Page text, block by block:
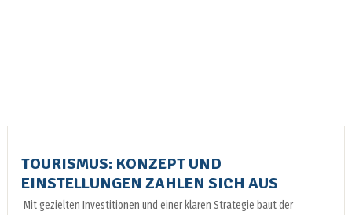
TOURISMUS: KONZEPT UND
EINSTELLUNGEN ZAHLEN SICH AUS
Mit gezielten Investitionen und einer klaren Strategie baut der